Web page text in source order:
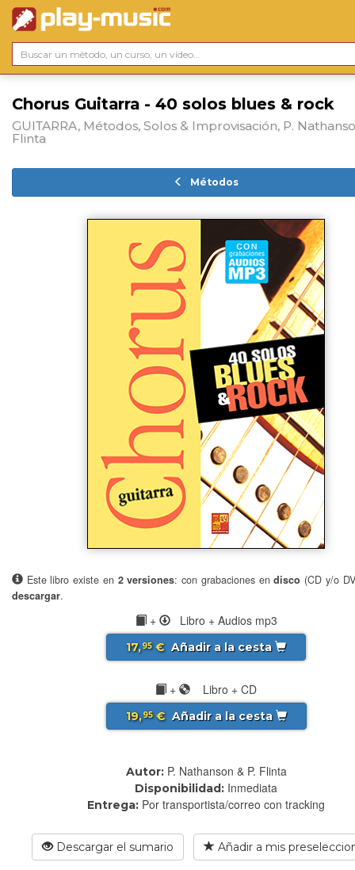
Chorus Guitarra - 40 solos blues & rock
GUITARRA, Métodos, Solos & Improvisación, P.
Flinta
Métodos
Este libro existe en 2 versiones: con grabaciones endisco (CD y/o
descargar.
+ Libro + Audios mp3
17,95€ Añadir a la cesta
+ Libro + CD
19,95€ Añadir a la cesta
Autor: P. Nathanson & P. Flinta
Disponibilidad: Inmediata
Entrega: Por transportista/correo con tracking
Descargar el sumario Añadir a mis